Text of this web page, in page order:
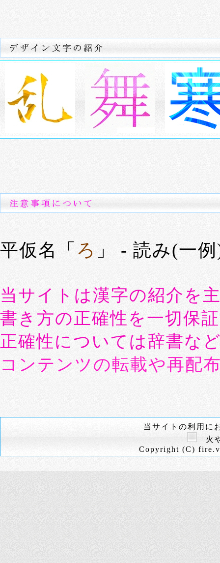
平仮名「 ろ 」 - 読み(一
当サイトは漢字の紹介を
書き方の正確性を一切保
正確性については辞書な
コンテンツの転載や再配
当サイトの利用に
火
Copyright (C)